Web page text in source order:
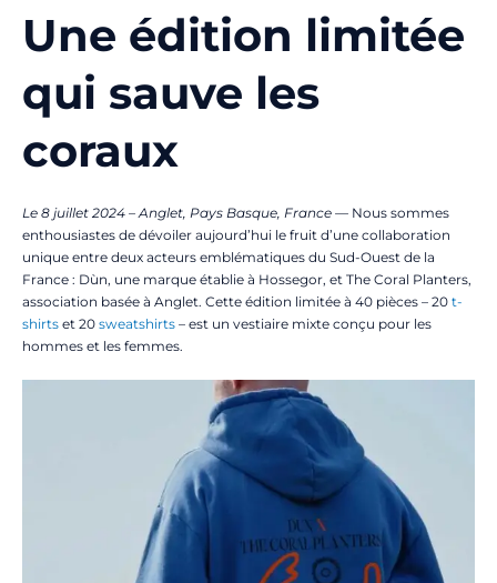
Une édition limitée
qui sauve les
coraux
Le 8 juillet 2024 – Anglet, Pays Basque, France — Nous sommes
enthousiastes de dévoiler aujourd’hui le fruit d’une collaboration
unique entre deux acteurs emblématiques du Sud-Ouest de la
France : Dùn, une marque établie à Hossegor, et The Coral Planters,
association basée à Anglet. Cette édition limitée à 40 pièces – 20 t-
shirts et 20 sweatshirts – est un vestiaire mixte conçu pour les
hommes et les femmes.